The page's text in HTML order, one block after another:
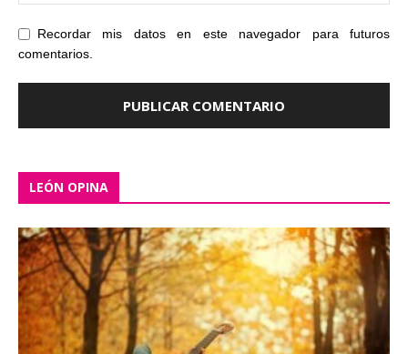
Recordar mis datos en este navegador para futuros
comentarios.
LEÓN OPINA